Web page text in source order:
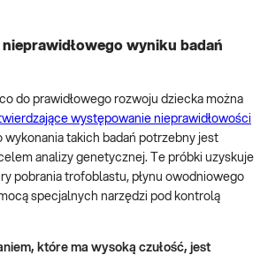
wyniku badań
do prawidłowego rozwoju dziecka można
występowanie nieprawidłowości
wykonania takich badań potrzebny jest
analizy genetycznej. Te próbki uzyskuje
pobrania trofoblastu, płynu owodniowego
specjalnych narzędzi pod kontrolą
które ma wysoką czułość, jest